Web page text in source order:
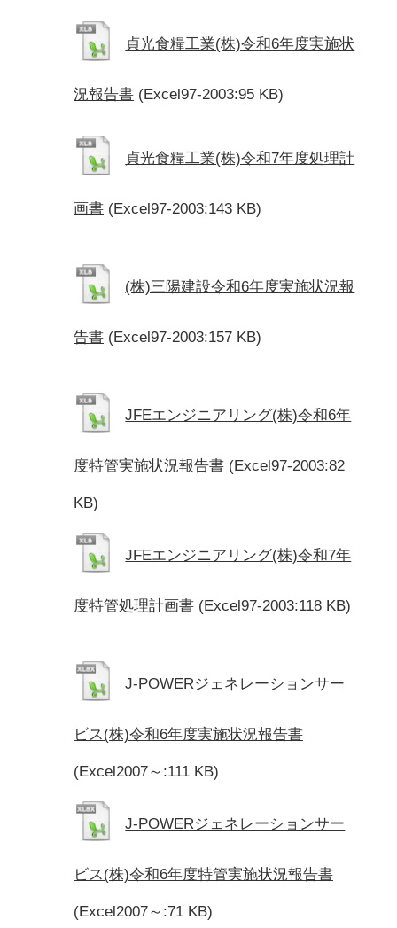
貞光食糧工業(株)令和6年度実施状
況報告書 (Excel97-2003:95 KB)
貞光食糧工業(株)令和7年度処理計
画書 (Excel97-2003:143 KB)
(株)三陽建設令和6年度実施状況報
告書 (Excel97-2003:157 KB)
JFEエンジニアリング(株)令和6年
度特管実施状況報告書 (Excel97-2003:82
KB)
JFEエンジニアリング(株)令和7年
度特管処理計画書 (Excel97-2003:118 KB)
J-POWERジェネレーションサー
ビス(株)令和6年度実施状況報告書
(Excel2007～:111 KB)
J-POWERジェネレーションサー
ビス(株)令和6年度特管実施状況報告書
(Excel2007～:71 KB)